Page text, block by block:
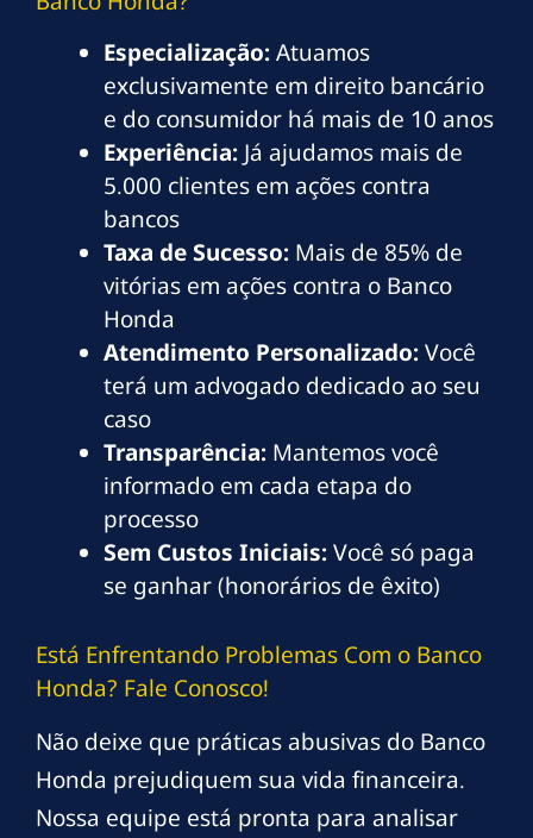
Especialização:Atuamos
exclusivamente em direito bancário
e do consumidor há mais de 10 anos
Experiência: Já ajudamos mais de
5.000 clientes em ações contra
bancos
Taxa de Sucesso: Mais de 85% de
vitórias em ações contra o Banco
Honda
Atendimento Personalizado:Você
terá um advogado dedicado ao seu
caso
Transparência: Mantemos você
informado em cada etapa do
processo
Sem Custos Iniciais:Você só paga
se ganhar (honorários de êxito)
Está Enfrentando Problemas Com o Banco
Honda? Fale Conosco!
Não deixe que práticas abusivas do Banco
Honda prejudiquem sua vida financeira.
Nossa equipe está pronta para analisar